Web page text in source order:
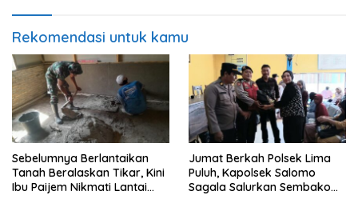
Rekomendasi untuk kamu
Sebelumnya Berlantaikan
Tanah Beralaskan Tikar, Kini
Ibu Paijem Nikmati Lantai
Jumat Berkah Polsek Lima
Puluh, Kapolsek Salomo
Sagala Salurkan Sembako